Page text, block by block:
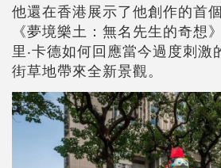
他還在香港展示了他創作的首
《夢境樂土：無名先生的奇想
里‧卡德如何回應當今過度刺激
街草地帶來全新景觀。